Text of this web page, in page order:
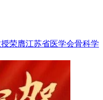
荣膺江苏省医学会骨科学